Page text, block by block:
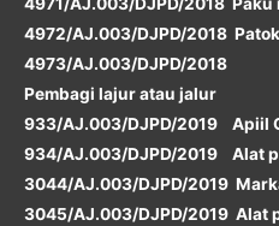
4971/AJ.003/DJPD/2018 Paku
4972/AJ.003/DJPD/2018
4973/AJ.003/DJPD/2018
Pembagi lajur atau jalur
933/AJ.003/DJPD/2019 Apiil
934/AJ.003/DJPD/2019 Alat
3044/AJ.003/DJPD/2019
3045/AJ.003/DJPD/2019 Alat